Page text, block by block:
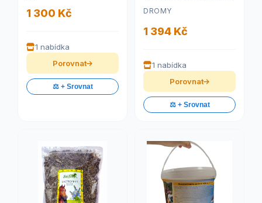
1 300 Kč
1 nabídka
Porovnat
⚖️ + Srovnat
DROMY
1 394 Kč
1 nabídka
Porovnat
⚖️ + Srovnat